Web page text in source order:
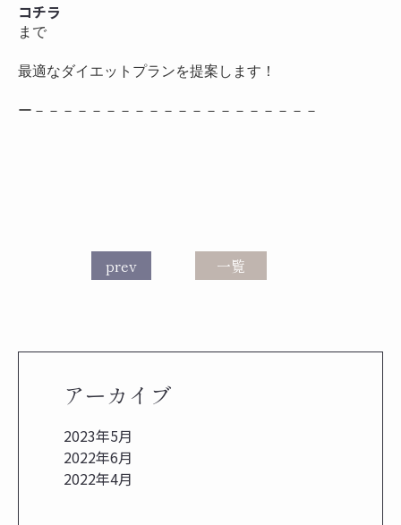
コチラ
まで
最適なダイエットプランを提案します！
ー－－－－－－－－－－－－－－－－－－－－
prev 一覧
アーカイブ
2023年5月
2022年6月
2022年4月